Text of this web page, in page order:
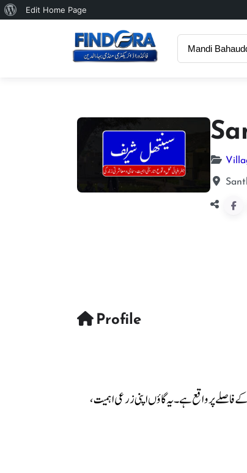
About
Edit Home Page
Mandi
Profile
فاصلے پر واقع ہے۔ یہ گاؤں اپنی زرعی اہمیت،